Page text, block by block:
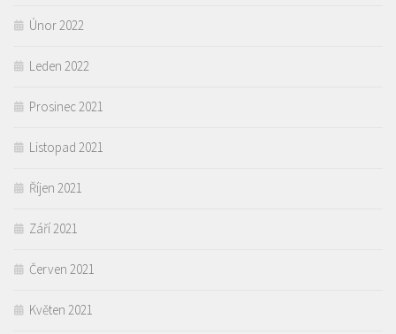
Únor 2022
Leden 2022
Prosinec 2021
Listopad 2021
Říjen 2021
Září 2021
Červen 2021
Květen 2021